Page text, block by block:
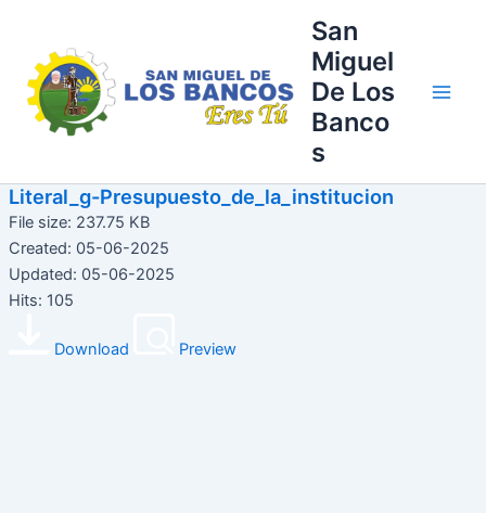
contenido
San
Miguel
De Los
Banco
s
Literal_g-Presupuesto_de_la_institucion
File size: 237.75 KB
Created: 05-06-2025
Updated: 05-06-2025
Hits: 105
Download Preview